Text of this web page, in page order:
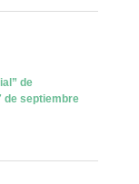
de
de septiembre